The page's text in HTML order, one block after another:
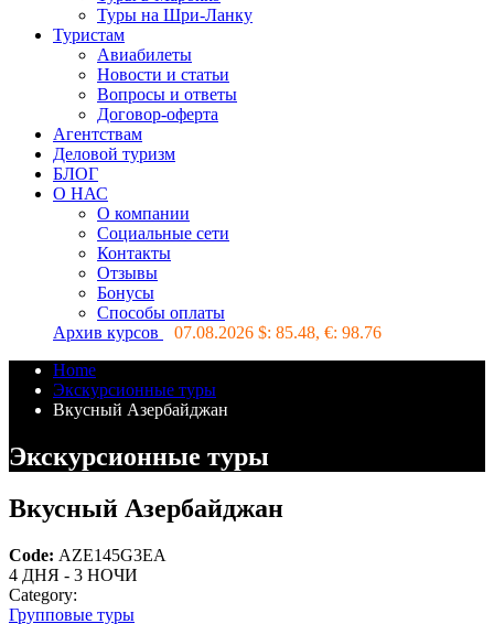
Туры на Шри-Ланку
Туристам
Авиабилеты
Новости и статьи
Вопросы и ответы
Договор-оферта
Агентствам
Деловой туризм
БЛОГ
О НАС
О компании
Социальные сети
Контакты
Отзывы
Бонусы
Способы оплаты
Архив курсов
07.08.2026 $: 85.48, €: 98.76
Home
Экскурсионные туры
Вкусный Азербайджан
Экскурсионные туры
Вкусный Азербайджан
Code: AZE145G3EA
4 ДНЯ - 3 НОЧИ
Category:
Групповые туры